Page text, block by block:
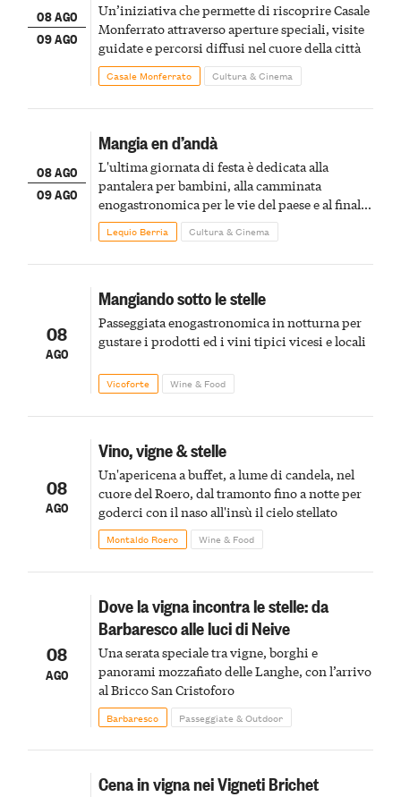
08 AGO
09 AGO
Un’iniziativa che permette di riscoprire Casale
Monferrato attraverso aperture speciali, visite
guidate e percorsi diffusi nel cuore della città
Casale Monferrato Cultura & Cinema
08 AGO
09 AGO
Mangia en d’andà
L'ultima giornata di festa è dedicata alla
pantalera per bambini, alla camminata
enogastronomica per le vie del paese e al finale
pirotecnico
Lequio Berria Cultura & Cinema
08
AGO
Mangiando sotto le stelle
Passeggiata enogastronomica in notturna per
gustare i prodotti ed i vini tipici vicesi e locali
Vicoforte Wine & Food
08
AGO
Vino, vigne & stelle
Un'apericena a buffet, a lume di candela, nel
cuore del Roero, dal tramonto fino a notte per
goderci con il naso all'insù il cielo stellato
Montaldo Roero Wine & Food
08
AGO
Dove la vigna incontra le stelle: da
Barbaresco alle luci di Neive
Una serata speciale tra vigne, borghi e
panorami mozzafiato delle Langhe, con l’arrivo
al Bricco San Cristoforo
Barbaresco Passeggiate & Outdoor
Cena in vigna nei Vigneti Brichet